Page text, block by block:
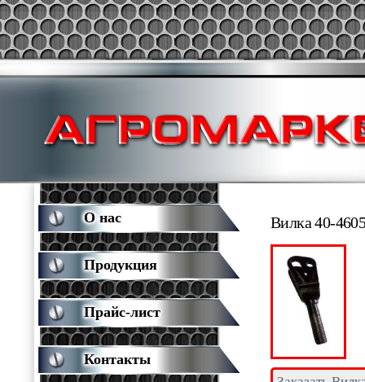
Вилка 40-
О нас
Продукция
Прайс-лист
Контакты